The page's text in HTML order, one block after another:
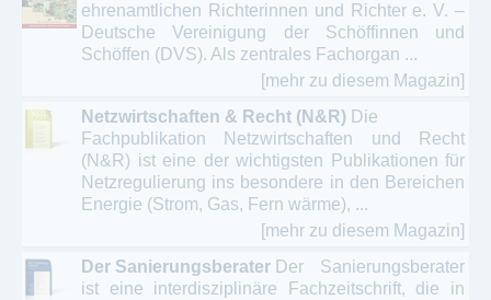
ehrenamtlichen Richterinnen und Richter e. V. –
Deutsche Vereinigung der Schöffinnen und
Schöffen (DVS). Als zentrales Fachorgan ...
[mehr zu diesem Magazin]
Netzwirtschaften & Recht (N&R) Die
Fachpublikation Netzwirtschaften und Recht
(N&R) ist eine der wichtigsten Publikationen für
Netzregulierung ins besondere in den Bereichen
Energie (Strom, Gas, Fern wärme), ...
[mehr zu diesem Magazin]
Der Sanierungsberater Der Sanierungsberater
ist eine interdisziplinäre Fachzeitschrift, die in